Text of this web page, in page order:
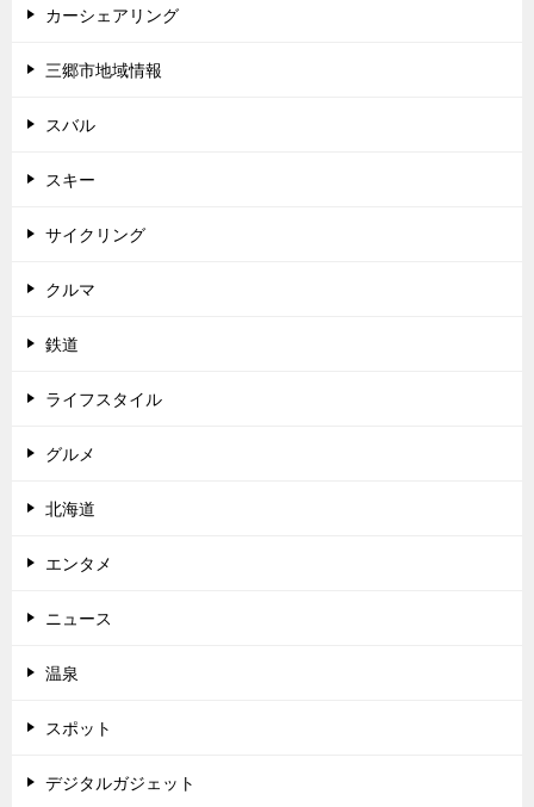
カーシェアリング
三郷市地域情報
スバル
スキー
サイクリング
クルマ
鉄道
ライフスタイル
グルメ
北海道
エンタメ
ニュース
温泉
スポット
デジタルガジェット